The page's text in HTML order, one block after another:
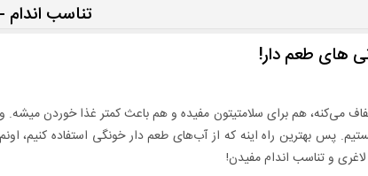
تناسب اندام
های طعم دار!
می‌کنه، هم برای سلامتیتون مفیده و هم باعث کمتر غذا خوردن میشه.
پس بهترین راه اینه که از آب‌های طعم دار خونگی استفاده کنیم،
و تناسب اندام مفیدن!